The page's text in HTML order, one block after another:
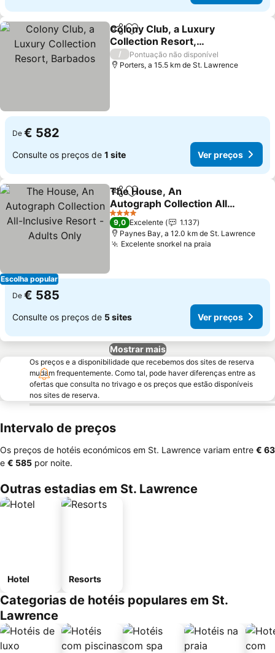
PartilharAdicionar aos favoritos
Colony Club, a Luxury
Collection Resort,
Barbados
/
Pontuação não disponível
Porters, a 15.5 km de St. Lawrence
De € 582
Consulte os preços de 1 site Ver preços
Escolha popular
PartilharAdicionar aos favoritos
The House, An
Autograph Collection All-
Inclusive Resort - Adults
Only
4 Estrelas
9,0 Excelente
1.137
Paynes Bay, a 12.0 km de St. Lawrence
Excelente snorkel na praia
De € 585
Consulte os preços de 5 sites Ver preços
Mostrar mais
Os preços e a disponibilidade que recebemos dos sites de reserva
mudam frequentemente. Como tal, pode haver diferenças entre as
ofertas que consulta no trivago e os preços que estão disponíveis
nos sites de reserva.
Intervalo de preços
Os preços de hotéis económicos em St. Lawrence variam entre ‎€ 63
e ‎€ 585 por noite.
Outras estadias em St. Lawrence
Hotel Resorts
Categorias de hotéis populares em St.
Lawrence